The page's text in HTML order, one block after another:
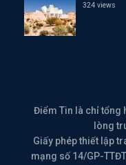
324 views
Điểm Tin là chỉ tổng
lòng
Giấy phép thiết lập
mạng số 14/GP-